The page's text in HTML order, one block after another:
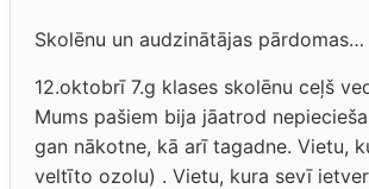
Skolēnu un audzinātājas pārdomas…
12.oktobrī 7.g klases skolēnu ceļš
Mums pašiem bija jāatrod
gan nākotne, kā arī tagadne. Vietu,
veltīto ozolu) . Vietu, kura sevī